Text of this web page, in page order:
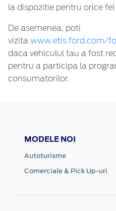
la dispozitie pentru orice
De asemenea, poti
vizita www.etis.ford.com/
daca vehiculul tau a fost
pentru a participa la
consumatorilor.
MODELE NOI
Autoturisme
Comerciale & Pick Up-uri